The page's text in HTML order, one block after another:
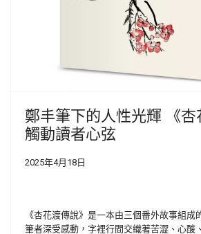
鄭丰筆下的人性光輝 《杏
觸動讀者心弦
2025年4月18日
《杏花渡傳說》是一本由三個番外故事組成
筆者深受感動，字裡行間交織著苦澀、心酸